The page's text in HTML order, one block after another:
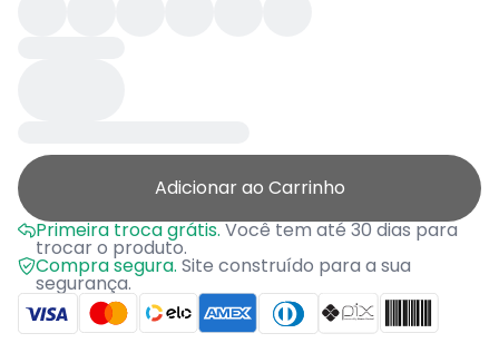
Adicionar ao Carrinho
Primeira troca grátis.Você tem até 30 dias para
trocar o produto.
Compra segura. Site construído para a sua
segurança.